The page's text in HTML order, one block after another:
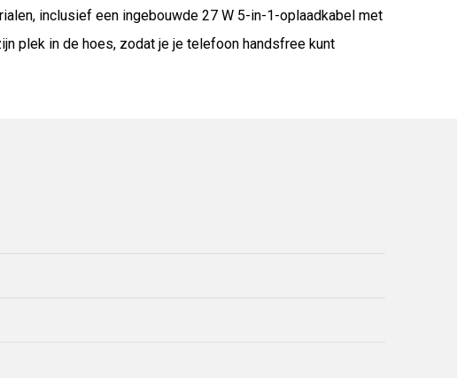
inclusief een ingebouwde 27 W 5-in-1-oplaadkabel met
plek in de hoes, zodat je je telefoon handsfree kunt